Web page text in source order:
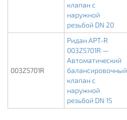
клапан с
наружной
резьбой DN 20
003Z5701R
Ридан APT-R
003Z5701R —
Автоматический
балансировочный
клапан с
наружной
резьбой DN 15